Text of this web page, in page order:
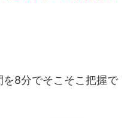
8分でそこそこ把握で